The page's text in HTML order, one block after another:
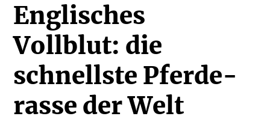
Engli­sches
Vollblut: die
schnellste Pferde­
rasse der Welt